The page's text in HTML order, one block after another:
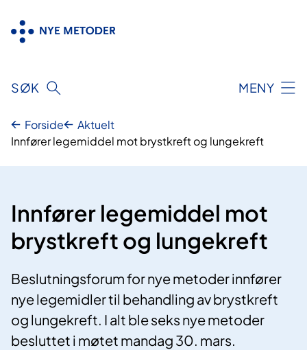
innhold
SØK MENY
Forside
Aktuelt
Innfører legemiddel mot brystkreft og lungekreft
Innfører legemiddel mot
brystkreft og lungekreft
Beslutningsforum for nye metoder innfører
nye legemidler til behandling av brystkreft
og lungekreft. I alt ble seks nye metoder
besluttet i møtet mandag 30. mars.